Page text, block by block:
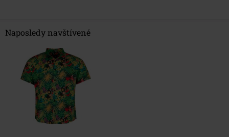
Naposledy navštívené